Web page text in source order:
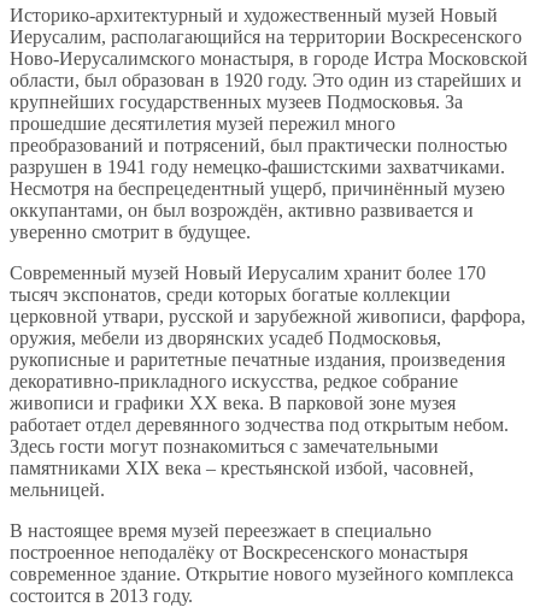
Историко-архитектурный и художественный музей Новый
Иерусалим, располагающийся на территории Воскресенского
Ново-Иерусалимского монастыря, в городе Истра Московской
области, был образован в 1920 году. Это один из старейших и
крупнейших государственных музеев Подмосковья. За
прошедшие десятилетия музей пережил много
преобразований и потрясений, был практически полностью
разрушен в 1941 году немецко-фашистскими захватчиками.
Несмотря на беспрецедентный ущерб, причинённый музею
оккупантами, он был возрождён, активно развивается и
уверенно смотрит в будущее.
Современный музей Новый Иерусалим хранит более 170
тысяч экспонатов, среди которых богатые коллекции
церковной утвари, русской и зарубежной живописи, фарфора,
оружия, мебели из дворянских усадеб Подмосковья,
рукописные и раритетные печатные издания, произведения
декоративно-прикладного искусства, редкое собрание
живописи и графики XX века. В парковой зоне музея
работает отдел деревянного зодчества под открытым небом.
Здесь гости могут познакомиться с замечательными
памятниками XIX века – крестьянской избой, часовней,
мельницей.
В настоящее время музей переезжает в специально
построенное неподалёку от Воскресенского монастыря
современное здание. Открытие нового музейного комплекса
состоится в 2013 году.